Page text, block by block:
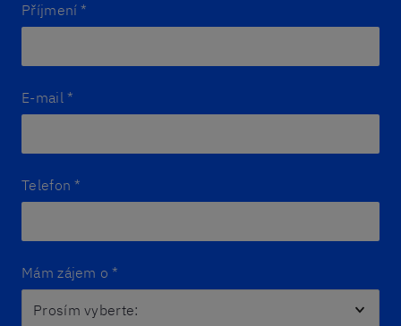
Příjmení *
E-mail *
Telefon *
Mám zájem o *